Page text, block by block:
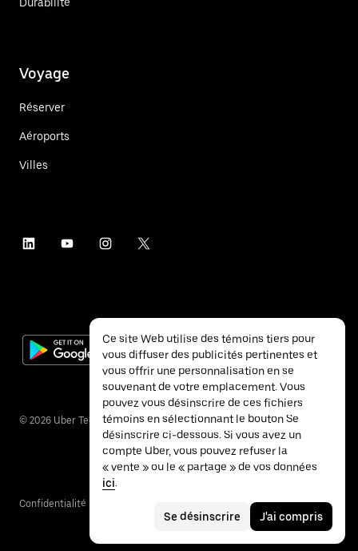
Voyage
Réserver
Aéroports
Villes
© 2026 Uber Technologies inc.
Confidentialité
Ce site Web utilise des témoins tiers pour
vous diffuser des publicités pertinentes et
vous offrir une personnalisation en se
souvenant de votre emplacement. Vous
pouvez vous désinscrire de ces fichiers
témoins en sélectionnant le bouton Se
désinscrire ci-dessous. Si vous avez un
compte Uber, vous pouvez refuser la
« vente » ou le « partage » de vos données
ici.
Se désinscrire J'ai compris